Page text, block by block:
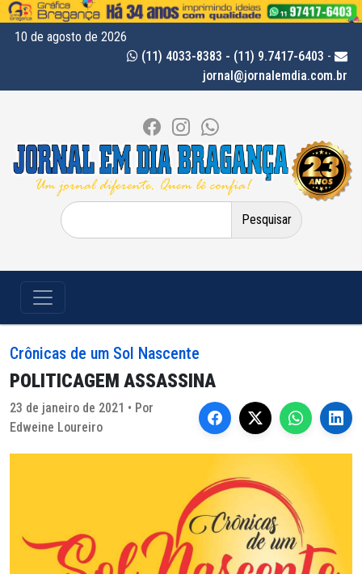
10 de agosto de 2026
(11) 4033-8383 - (11) 9.7417-6403 -
jornal@jornalemdia.com.br
Pesquisar
por:
Crônicas de um Sol Nascente
POLITICAGEM ASSASSINA
23 de janeiro de 2021 • Por
Edweine Loureiro